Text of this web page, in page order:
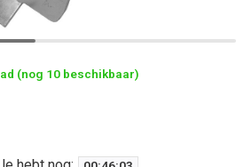
(nog 10 beschikbaar)